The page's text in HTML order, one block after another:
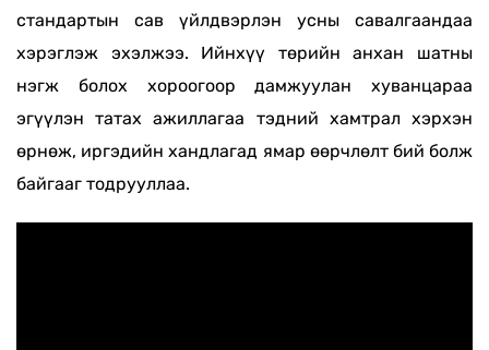
стандартын сав үйлдвэрлэн усны савалгаандаа
хэрэглэж эхэлжээ. Ийнхүү төрийн анхан шатны
нэгж болох хороогоор дамжуулан хуванцараа
эгүүлэн татах ажиллагаа тэдний хамтрал хэрхэн
өрнөж, иргэдийн хандлагад ямар өөрчлөлт бий болж
байгааг тодрууллаа.